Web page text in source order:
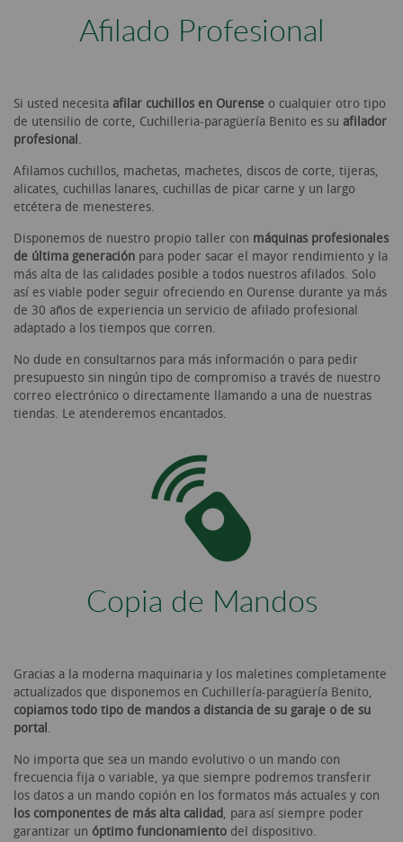
Afilado Profesional
Si usted necesita afilar cuchillos en Ourense o cualquier otro tipo
de utensilio de corte, Cuchilleria-paragüería Benito es su afilador
profesional .
Afilamos cuchillos, machetas, machetes, discos de corte, tijeras,
alicates, cuchillas lanares, cuchillas de picar carne y un largo
etcétera de menesteres.
Disponemos de nuestro propio taller con máquinas profesionales
de última generación para poder sacar el mayor rendimiento y la
más alta de las calidades posible a todos nuestros afilados. Solo
así es viable poder seguir ofreciendo en Ourense durante ya más
de 30 años de experiencia un servicio de afilado profesional
adaptado a los tiempos que corren.
No dude en consultarnos para más información o para pedir
presupuesto sin ningún tipo de compromiso a través de nuestro
correo electrónico o directamente llamando a una de nuestras
tiendas. Le atenderemos encantados.
Copia de Mandos
Gracias a la moderna maquinaria y los maletines completamente
actualizados que disponemos en Cuchillería-paragüería Benito,
copiamos todo tipo de mandos a distancia de su garaje o de su
portal .
No importa que sea un mando evolutivo o un mando con
frecuencia fija o variable, ya que siempre podremos transferir
los datos a un mando copión en los formatos más actuales y con
los componentes de más alta calidad, para así siempre poder
garantizar un óptimo funcionamiento del dispositivo.